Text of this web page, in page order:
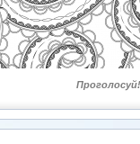
Проголосуй!